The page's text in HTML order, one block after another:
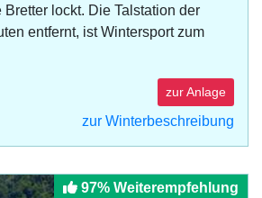
Bretter lockt. Die Talstation der
entfernt, ist Wintersport zum
zur Anlage
zur Winterbeschreibung
97% Weiterempfehlung